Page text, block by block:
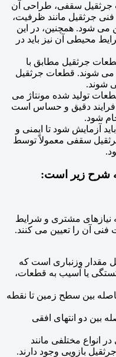
جرثقیل سقفی، طراحی آن
جرثقیل مانند ظرفیت،
می شود. همچنین، در این
محیطی آن نیز باید در
جرثقیل مطابق با
می شوند. قطعات جرثقیل
شوند.
تولید شده مونتاژ می
فرایند دقیق و حساس است
شود.
آزمایش شود تا ایمنی و
سقفی معمولاً توسط
شرح زیر است:
نیازهای مشتری و شرایط
آن را تعیین می کنند.
مقدار وزنباری است که
یا آسیب به قطعات،
بین سطح زمین تا نقطه
بین دو انتهای افقی
انواع مختلفی مانند
بازویی وجود دارند.